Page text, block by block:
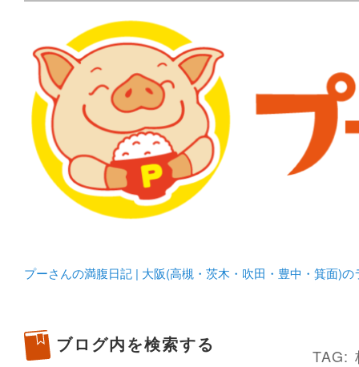
プーさんの満腹日記 |
豊中・箕面)のランチ＆
化してます。
プーさんの満腹日記 | 大阪(高槻・茨木・吹田・豊中・箕面)
TAG:
ブログ内を検索する